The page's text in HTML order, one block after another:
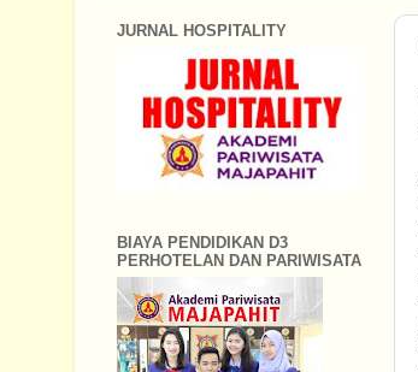
JURNAL HOSPITALITY
BIAYA PENDIDIKAN D3
PERHOTELAN DAN PARIWISATA